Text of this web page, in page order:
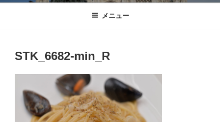
へ
メニュー
STK_6682-min_R